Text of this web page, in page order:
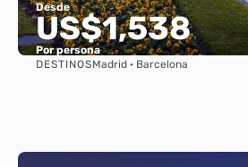
Desde
US$1,538
Por persona
Ver
DESTINOSMadrid · Barcelona